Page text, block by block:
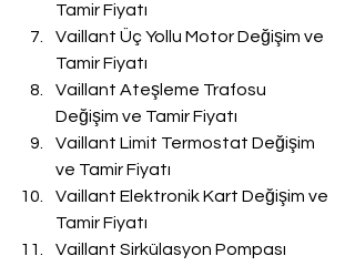
Tamir Fiyatı
Vaillant Üç Yollu Motor Değişim ve
Tamir Fiyatı
Vaillant Ateşleme Trafosu
Değişim ve Tamir Fiyatı
Vaillant Limit Termostat Değişim
ve Tamir Fiyatı
Vaillant Elektronik Kart Değişim ve
Tamir Fiyatı
Vaillant Sirkülasyon Pompası